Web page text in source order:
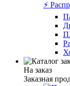
⚡️
На заказ
Заказная